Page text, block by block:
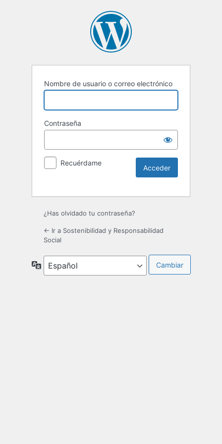
Nombre de usuario o correo electrónico
Contraseña
Recuérdame
¿Has olvidado tu contraseña?
← Ir a Sostenibilidad y Responsabilidad
Social
Idioma